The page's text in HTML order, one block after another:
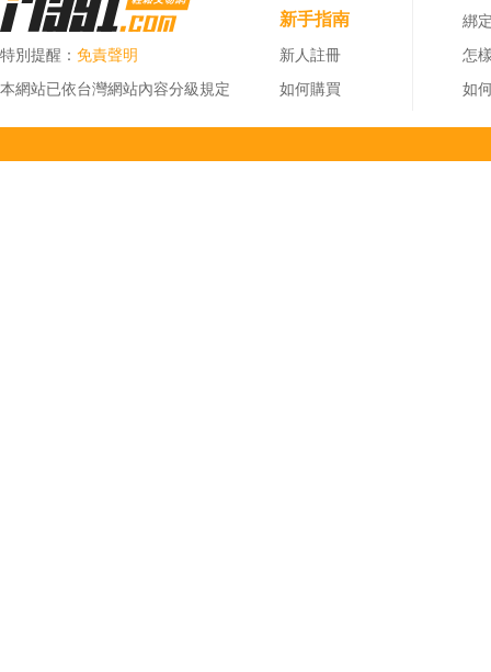
特別提醒： 免責聲明
本網站已依台灣網站內容分級規定
新手指南
新人註冊
如何購買
綁
怎
如